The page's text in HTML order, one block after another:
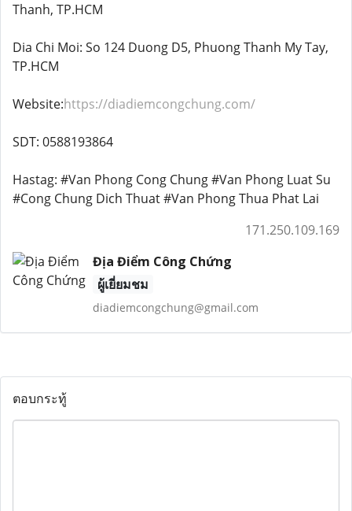
Thanh, TP.HCM
Dia Chi Moi: So 124 Duong D5, Phuong Thanh My Tay,
TP.HCM
Website:https://diadiemcongchung.com/
SDT: 0588193864
Hastag: #Van Phong Cong Chung #Van Phong Luat Su
#Cong Chung Dich Thuat #Van Phong Thua Phat Lai
171.250.109.169
Địa Điểm Công Chứng
ผู้เยี่ยมชม
diadiemcongchung@gmail.com
ตอบกระทู้